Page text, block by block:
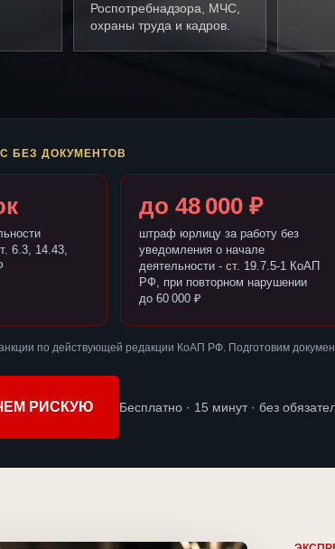
Роспотребнадзора, МЧС,
охраны труда и кадров.
БЕЗ ДОКУМЕНТОВ
6.3, 14.43,
до 48 000 ₽
штраф юрлицу за работу без
уведомления о начале
деятельности - ст. 19.7.5-1 КоАП
РФ, при повторном нарушении
до 60 000 ₽
по действующей редакции КоАП РФ. Подготовим
РИСКУЮ Бесплатно · 15 минут · без